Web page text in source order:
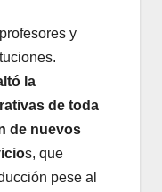
y
la
de toda
de nuevos
s, que
pese al